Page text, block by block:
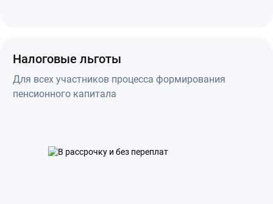
Налоговые льготы
Для всех участников процесса формирования
пенсионного капитала